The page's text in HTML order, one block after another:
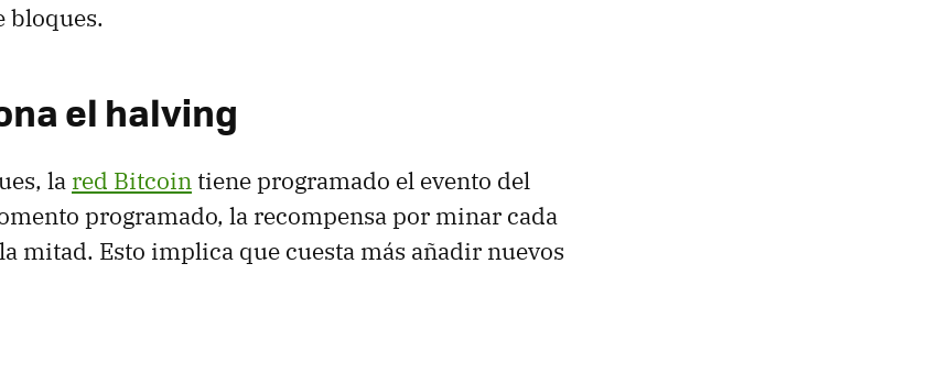
bloques.
el halving
la red Bitcoin tiene programado el evento del
programado, la recompensa por minar cada
mitad. Esto implica que cuesta más añadir nuevos